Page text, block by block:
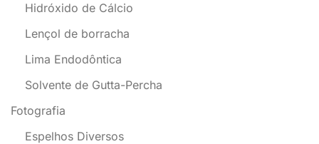
Hidróxido de Cálcio
Lençol de borracha
Lima Endodôntica
Solvente de Gutta-Percha
Fotografia
Espelhos Diversos